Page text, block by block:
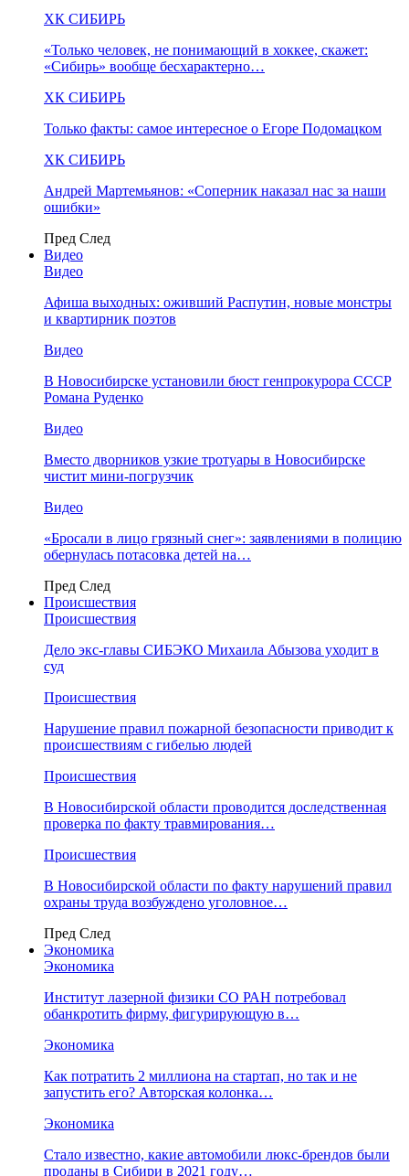
ХК СИБИРЬ
«Только человек, не понимающий в хоккее, скажет:
«Сибирь» вообще бесхарактерно…
ХК СИБИРЬ
Только факты: самое интересное о Егоре Подомацком
ХК СИБИРЬ
Андрей Мартемьянов: «Соперник наказал нас за наши
ошибки»
Пред След
Видео
Видео
Афиша выходных: оживший Распутин, новые монстры
и квартирник поэтов
Видео
В Новосибирске установили бюст генпрокурора СССР
Романа Руденко
Видео
Вместо дворников узкие тротуары в Новосибирске
чистит мини-погрузчик
Видео
«Бросали в лицо грязный снег»: заявлениями в полицию
обернулась потасовка детей на…
Пред След
Происшествия
Происшествия
Дело экс-главы СИБЭКО Михаила Абызова уходит в
суд
Происшествия
Нарушение правил пожарной безопасности приводит к
происшествиям с гибелью людей
Происшествия
В Новосибирской области проводится доследственная
проверка по факту травмирования…
Происшествия
В Новосибирской области по факту нарушений правил
охраны труда возбуждено уголовное…
Пред След
Экономика
Экономика
Институт лазерной физики СО РАН потребовал
обанкротить фирму, фигурирующую в…
Экономика
Как потратить 2 миллиона на стартап, но так и не
запустить его? Авторская колонка…
Экономика
Стало известно, какие автомобили люкс-брендов были
проданы в Сибири в 2021 году…